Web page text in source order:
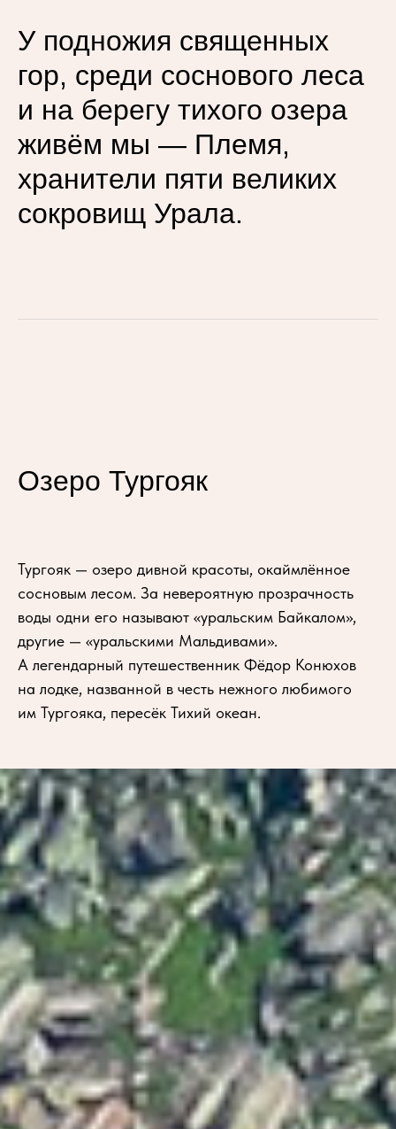
У подножия священных
гор, среди соснового леса
и на берегу тихого озера
живём мы — Племя,
хранители пяти великих
сокровищ Урала.
Озеро Тургояк
Тургояк — озеро дивной красоты, окаймлённое
сосновым лесом. За невероятную прозрачность
воды одни его называют «уральским Байкалом»,
другие — «уральскими Мальдивами».
А легендарный путешественник Фёдор Конюхов
на лодке, названной в честь нежного любимого
им Тургояка, пересёк Тихий океан.